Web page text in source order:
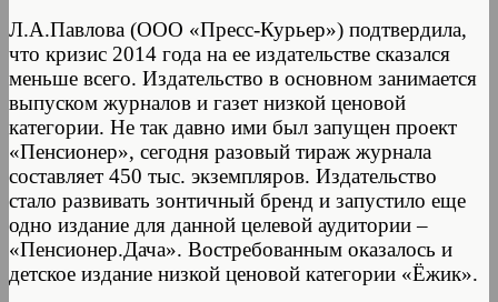
Л.А.Павлова (ООО «Пресс-Курьер») подтвердила,
что кризис 2014 года на ее издательстве сказался
меньше всего. Издательство в основном занимается
выпуском журналов и газет низкой ценовой
категории. Не так давно ими был запущен проект
«Пенсионер», сегодня разовый тираж журнала
составляет 450 тыс. экземпляров. Издательство
стало развивать зонтичный бренд и запустило еще
одно издание для данной целевой аудитории –
«Пенсионер.Дача». Востребованным оказалось и
детское издание низкой ценовой категории «Ёжик».